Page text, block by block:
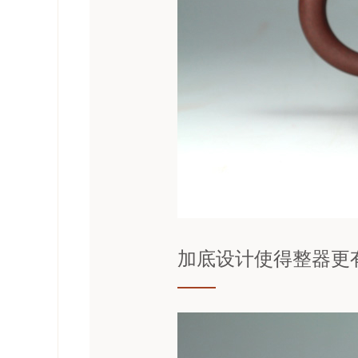
加底设计使得整器更